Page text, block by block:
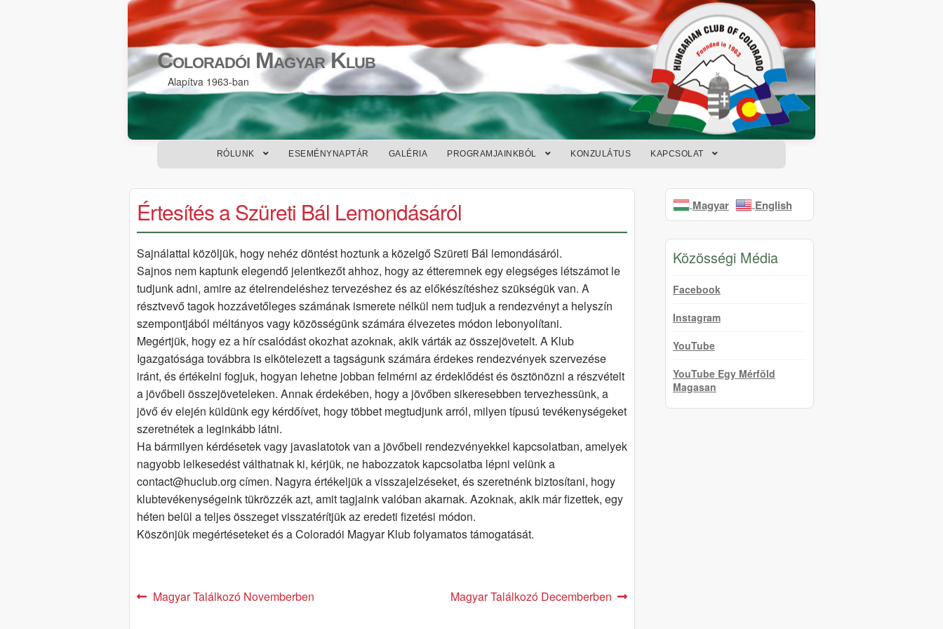
Skip
to
navigation
Skip
to
content
Coloradói Magyar Klub
Alapítva 1963-ban
RÓLUNK ESEMÉNYNAPTÁR GALÉRIA PROGRAMJAINKBÓL KONZULÁTUS KAPCSOLAT
Értesítés a Szüreti Bál Lemondásáról
Sajnálattal közöljük, hogy nehéz döntést hoztunk a közelgő Szüreti Bál lemondásáról.
Sajnos nem kaptunk elegendő jelentkezőt ahhoz, hogy az étteremnek egy elegséges létszámot le
tudjunk adni, amire az ételrendeléshez tervezéshez és az előkészítéshez szükségük van. A
résztvevő tagok hozzávetőleges számának ismerete nélkül nem tudjuk a rendezvényt a helyszín
szempontjából méltányos vagy közösségünk számára élvezetes módon lebonyolítani.
Megértjük, hogy ez a hír csalódást okozhat azoknak, akik várták az összejövetelt. A Klub
Igazgatósága továbbra is elkötelezett a tagságunk számára érdekes rendezvények szervezése
iránt, és értékelni fogjuk, hogyan lehetne jobban felmérni az érdeklődést és ösztönözni a részvételt
a jövőbeli összejöveteleken. Annak érdekében, hogy a jövőben sikeresebben tervezhessünk, a
jövő év elején küldünk egy kérdőívet, hogy többet megtudjunk arról, milyen típusú tevékenységeket
szeretnétek a leginkább látni.
Ha bármilyen kérdésetek vagy javaslatotok van a jövőbeli rendezvényekkel kapcsolatban, amelyek
nagyobb lelkesedést válthatnak ki, kérjük, ne habozzatok kapcsolatba lépni velünk a
contact@huclub.org címen. Nagyra értékeljük a visszajelzéseket, és szeretnénk biztosítani, hogy
klubtevékenységeink tükrözzék azt, amit tagjaink valóban akarnak. Azoknak, akik már fizettek, egy
héten belül a teljes összeget visszatérítjük az eredeti fizetési módon.
Köszönjük megértéseteket és a Coloradói Magyar Klub folyamatos támogatását.
Post
Previous
Magyar Találkozó Novemberben
Next
Magyar Találkozó Decemberben
Magyar English
Közösségi Média
Facebook
Instagram
YouTube
YouTube Egy Mérföld
Magasan